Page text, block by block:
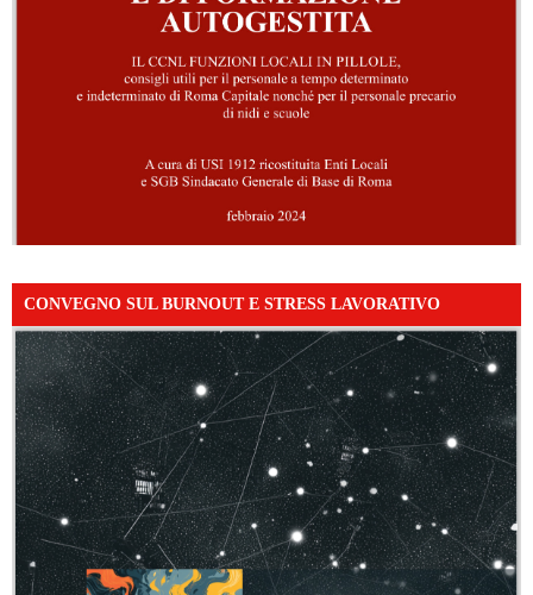
CONVEGNO SUL BURNOUT E STRESS LAVORATIVO